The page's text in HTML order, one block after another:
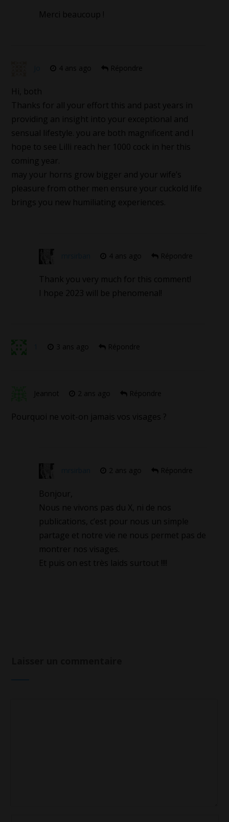
Merci beaucoup !
4 ans ago Répondre
Hi, both
Thanks for all your effort this and past years in
providing an insight into your exceptional and
sensual lifestyle. you are both magnificent and I
hope to see Lilli reach her 1000 cock in her this
coming year.
may your horns grow bigger and your wife’s
pleasure from other men ensure your cuckold life
brings you new humiliating experiences.
4 ans ago Répondre
Thank you very much for this comment!
I hope 2023 will be phenomenal!
3 ans ago Répondre
Jeannot 2 ans ago Répondre
Pourquoi ne voit-on jamais vos visages ?
2 ans ago Répondre
Bonjour,
Nous ne vivons pas du X, ni de nos
publications, c’est pour nous un simple
partage et notre vie ne nous permet pas de
montrer nos visages.
Et puis on est très laids surtout !!!!